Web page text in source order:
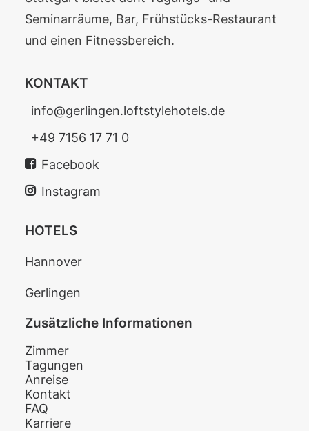
Seminarräume, Bar, Frühstücks-Restaurant
und einen Fitnessbereich.
KONTAKT
info@gerlingen.loftstylehotels.de
+49 7156 17 71 0
Facebook
Instagram
HOTELS
Hannover
Gerlingen
Zusätzliche Informationen
Zimmer
Tagungen
Anreise
Kontakt
FAQ
Karriere